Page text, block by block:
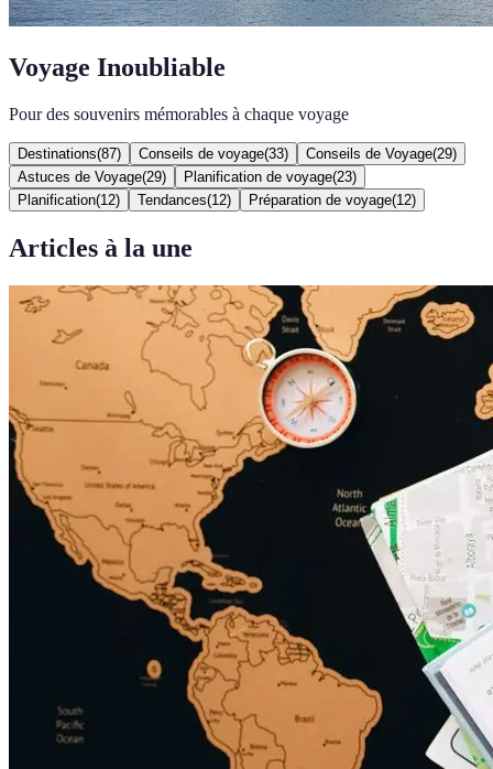
Voyage Inoubliable
Pour des souvenirs mémorables à chaque voyage
Destinations(87) Conseils de voyage(33) Conseils de Voyage(29)
Astuces de Voyage(29) Planification de voyage(23)
Planification(12) Tendances(12) Préparation de voyage(12)
Articles à la une